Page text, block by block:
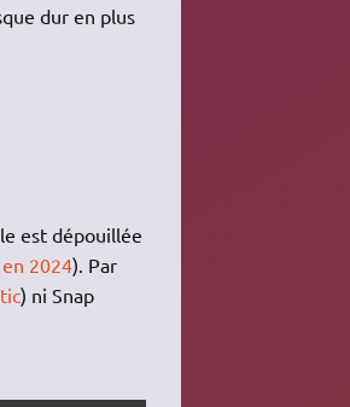
dur en plus
est dépouillée
2024). Par
) ni Snap